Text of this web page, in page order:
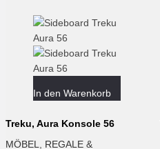
In den Warenkorb
Treku, Aura Konsole 56
MÖBEL
REGALE &